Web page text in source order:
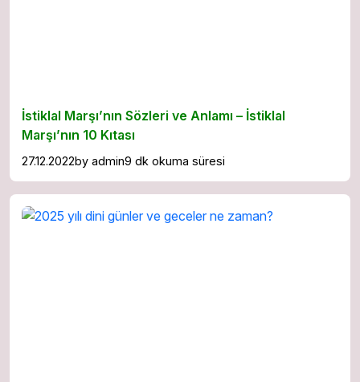
İstiklal Marşı’nın Sözleri ve Anlamı – İstiklal
Marşı’nın 10 Kıtası
27.12.2022by admin9 dk okuma süresi